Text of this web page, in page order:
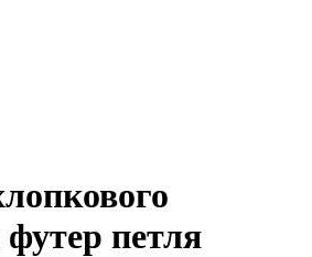
петля